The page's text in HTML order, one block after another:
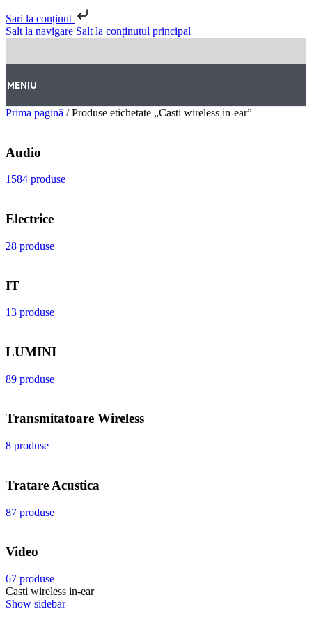
Sari la conținut
Salt la navigare Salt la conținutul principal
MENIU
Prima pagină / Produse etichetate „Casti wireless in-ear”
Audio
1584 produse
Electrice
28 produse
IT
13 produse
LUMINI
89 produse
Transmitatoare Wireless
8 produse
Tratare Acustica
87 produse
Video
67 produse
Casti wireless in-ear
Show sidebar